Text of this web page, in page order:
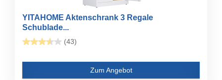
YITAHOME Aktenschrank 3 Regale
Schublade...
(43)
Zum Angebot